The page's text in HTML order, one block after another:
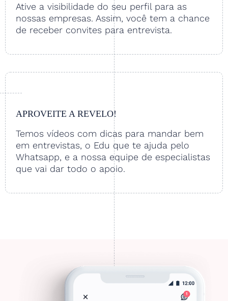
Ative a visibilidade do seu perfil para as
nossas empresas. Assim, você tem a chance
de receber convites para entrevista.
APROVEITE A REVELO!
Temos vídeos com dicas para mandar bem
em entrevistas, o Edu que te ajuda pelo
Whatsapp, e a nossa equipe de especialistas
que vai dar todo o apoio.